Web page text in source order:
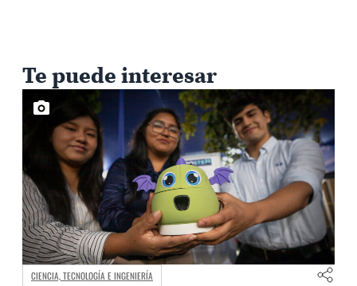
Te puede interesar
CIENCIA, TECNOLOGÍA E INGENIERÍA